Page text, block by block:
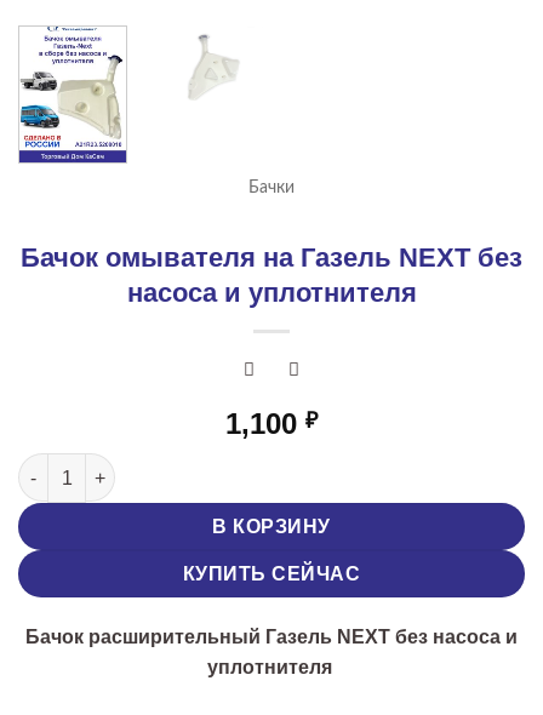
Бачки
Бачок омывателя на Газель NEXT без
насоса и уплотнителя
1,100 ₽
Количество товара Бачок омывателя на Газель NEXT без
В КОРЗИНУ
КУПИТЬ СЕЙЧАС
Бачок расширительный Газель NEXT без насоса и
уплотнителя